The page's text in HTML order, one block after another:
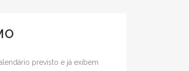
previsto e já exibem